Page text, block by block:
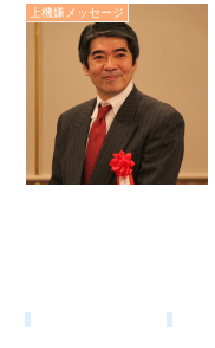
上機嫌メッセージ